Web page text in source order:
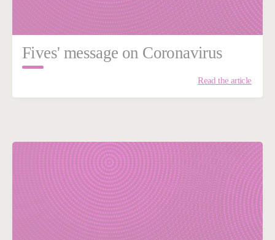
Fives' message on Coronavirus
Read the article